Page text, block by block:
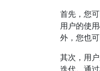
首先，您
用户的使
外，您也
其次，用